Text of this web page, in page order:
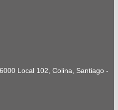
Local 102, Colina, Santiago -